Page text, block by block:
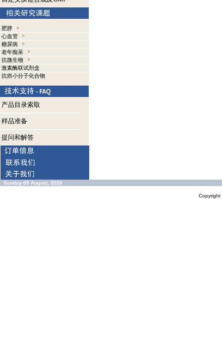
肥胖
心血管
糖尿病
老年痴呆
抗微生物
激素酶联试剂盒
抗癌小分子化合物
产品目录索取
样品准备
提问和解答
Sunday 09 August, 2026